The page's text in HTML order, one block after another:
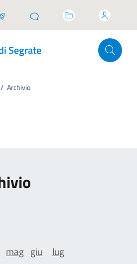
Segrate
/ Archivio
mag giu lug